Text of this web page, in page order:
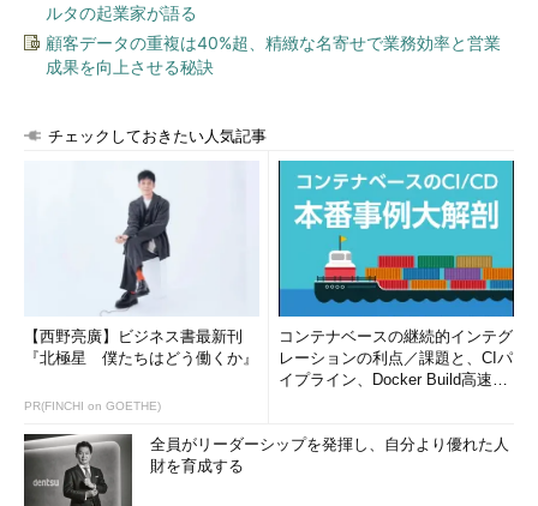
ルタの起業家が語る
顧客データの重複は40%超、精緻な名寄せで業務効率と営業
成果を向上させる秘訣
チェックしておきたい人気記事
【西野亮廣】ビジネス書最新刊
『北極星 僕たちはどう働くか』
PR(FINCHI on GOETHE)
コンテナベースの継続的インテグ
レーションの利点／課題と、CIパ
イプライン、Docker Build高速化
全員がリーダーシップを発揮し、自分より優れた人
財を育成する